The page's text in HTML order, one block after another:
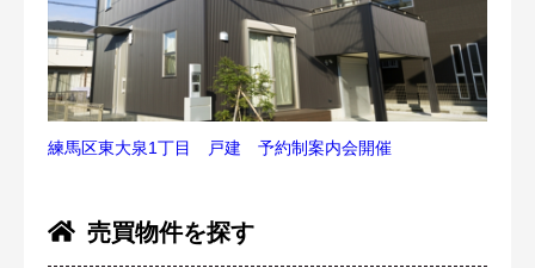
練馬区東大泉1丁目 戸建 予約制案内会開催
売買物件を探す